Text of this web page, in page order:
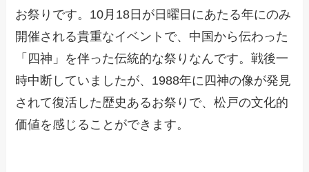
お祭りです。10月18日が日曜日にあたる年にのみ
開催される貴重なイベントで、中国から伝わった
「四神」を伴った伝統的な祭りなんです。戦後一
時中断していましたが、1988年に四神の像が発見
されて復活した歴史あるお祭りで、松戸の文化的
価値を感じることができます。